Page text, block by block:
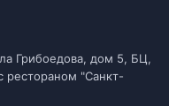
Грибоедова, дом 5, БЦ,
рестораном "Санкт-